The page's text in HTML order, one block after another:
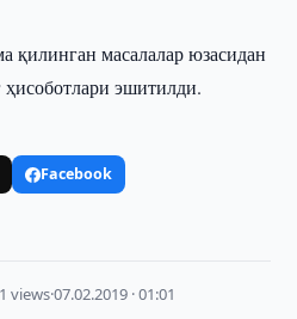
қилинган масалалар юзасидан
ҳисоботлари эшитилди.
Facebook
views·07.02.2019 · 01:01